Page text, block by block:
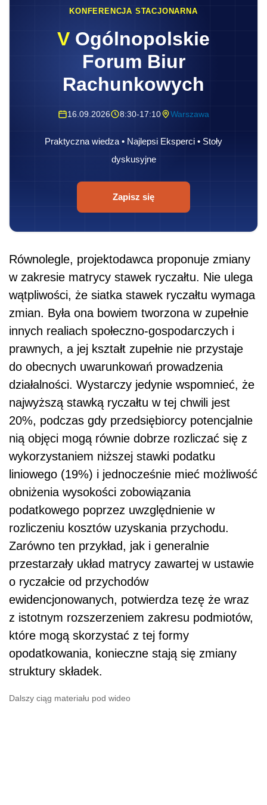
KONFERENCJA STACJONARNA
V Ogólnopolskie
Forum Biur
Rachunkowych
16.09.2026 8:30-17:10 Warszawa
Praktyczna wiedza • Najlepsi Eksperci • Stoły
dyskusyjne
Zapisz się
Równolegle, projektodawca proponuje zmiany
w zakresie matrycy stawek ryczałtu. Nie ulega
wątpliwości, że siatka stawek ryczałtu wymaga
zmian. Była ona bowiem tworzona w zupełnie
innych realiach społeczno-gospodarczych i
prawnych, a jej kształt zupełnie nie przystaje
do obecnych uwarunkowań prowadzenia
działalności. Wystarczy jedynie wspomnieć, że
najwyższą stawką ryczałtu w tej chwili jest
20%, podczas gdy przedsiębiorcy potencjalnie
nią objęci mogą równie dobrze rozliczać się z
wykorzystaniem niższej stawki podatku
liniowego (19%) i jednocześnie mieć możliwość
obniżenia wysokości zobowiązania
podatkowego poprzez uwzględnienie w
rozliczeniu kosztów uzyskania przychodu.
Zarówno ten przykład, jak i generalnie
przestarzały układ matrycy zawartej w ustawie
o ryczałcie od przychodów
ewidencjonowanych, potwierdza tezę że wraz
z istotnym rozszerzeniem zakresu podmiotów,
które mogą skorzystać z tej formy
opodatkowania, konieczne stają się zmiany
struktury składek.
Dalszy ciąg materiału pod wideo